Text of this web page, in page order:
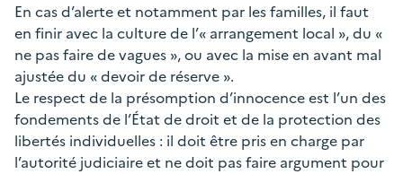
En cas d’alerte et notamment par les familles, il faut
en finir avec la culture de l’« arrangement local », du «
ne pas faire de vagues », ou avec la mise en avant mal
ajustée du « devoir de réserve ».
Le respect de la présomption d’innocence est l’un des
fondements de l’État de droit et de la protection des
libertés individuelles : il doit être pris en charge par
l’autorité judiciaire et ne doit pas faire argument pour